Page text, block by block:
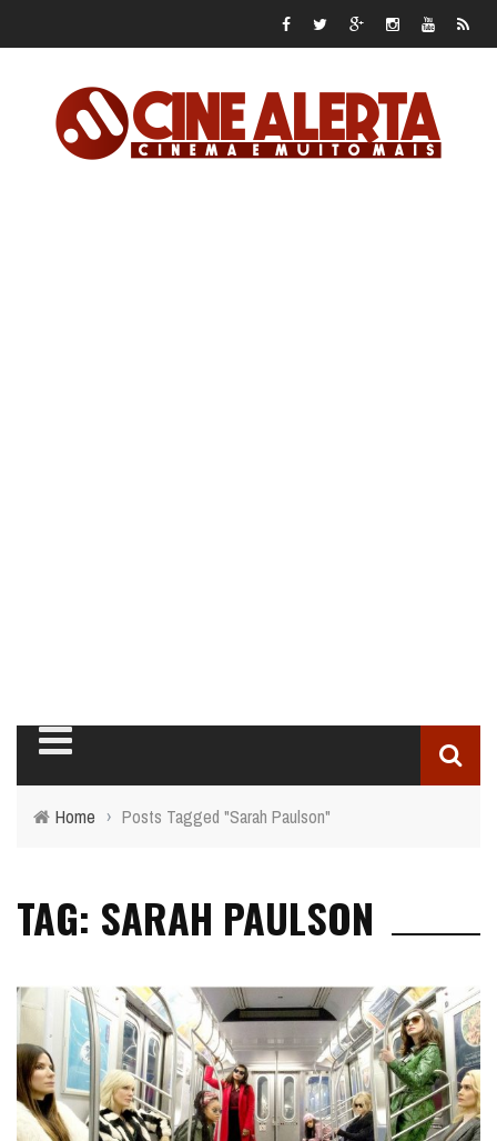
Home › Posts Tagged "Sarah Paulson"
TAG: SARAH PAULSON